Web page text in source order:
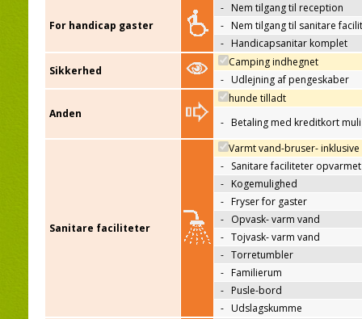
For handicap gaster
- Nem tilgang til reception
- Nem tilgang til sanitare
- Handicapsanitar komplet
Sikkerhed
Camping indhegnet
- Udlejning af pengeskaber
Anden
hunde tilladt
- Betaling med kreditkort
Sanitare faciliteter
Varmt vand-bruser- inklusive
- Sanitare faciliteter opvarmet
- Kogemulighed
- Fryser for gaster
- Opvask- varm vand
- Tojvask- varm vand
- Torretumbler
- Familierum
- Pusle-bord
- Udslagskumme